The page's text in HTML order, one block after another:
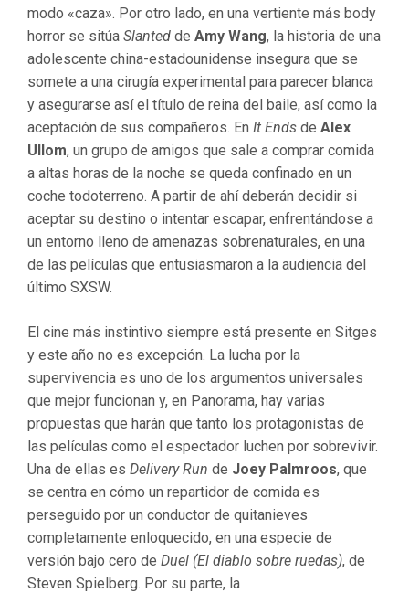
modo «caza». Por otro lado, en una vertiente más body
horror se sitúa Slanted de Amy Wang, la historia de una
adolescente china-estadounidense insegura que se
somete a una cirugía experimental para parecer blanca
y asegurarse así el título de reina del baile, así como la
aceptación de sus compañeros. En It Ends de Alex
Ullom, un grupo de amigos que sale a comprar comida
a altas horas de la noche se queda confinado en un
coche todoterreno. A partir de ahí deberán decidir si
aceptar su destino o intentar escapar, enfrentándose a
un entorno lleno de amenazas sobrenaturales, en una
de las películas que entusiasmaron a la audiencia del
último SXSW.
El cine más instintivo siempre está presente en Sitges
y este año no es excepción. La lucha por la
supervivencia es uno de los argumentos universales
que mejor funcionan y, en Panorama, hay varias
propuestas que harán que tanto los protagonistas de
las películas como el espectador luchen por sobrevivir.
Una de ellas es Delivery Run de Joey Palmroos, que
se centra en cómo un repartidor de comida es
perseguido por un conductor de quitanieves
completamente enloquecido, en una especie de
versión bajo cero de Duel (El diablo sobre ruedas), de
Steven Spielberg. Por su parte, la